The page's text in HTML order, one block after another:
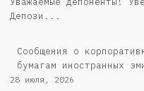
Депози...
Сообщения о
бумагам иностранных
28 июля, 2026